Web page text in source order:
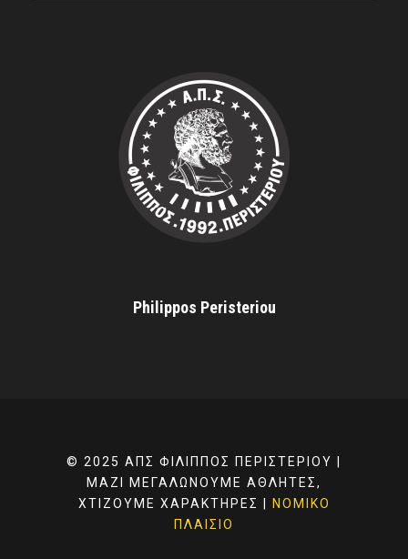
Philippos Peristeriou
© 2025 ΑΠΣ ΦΊΛΙΠΠΟΣ ΠΕΡΙΣΤΕΡΊΟΥ |
ΜΑΖΊ ΜΕΓΑΛΏΝΟΥΜΕ ΑΘΛΗΤΈΣ,
ΧΤΊΖΟΥΜΕ ΧΑΡΑΚΤΉΡΕΣ |
ΝΟΜΙΚΌ
ΠΛΑΊΣΙΟ